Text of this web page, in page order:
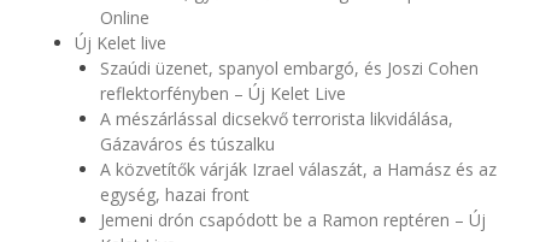
Online
Új Kelet live
Szaúdi üzenet, spanyol embargó, és Joszi Cohen
reflektorfényben – Új Kelet Live
A mészárlással dicsekvő terrorista likvidálása,
Gázaváros és túszalku
A közvetítők várják Izrael válaszát, a Hamász és az
egység, hazai front
Jemeni drón csapódott be a Ramon reptéren – Új